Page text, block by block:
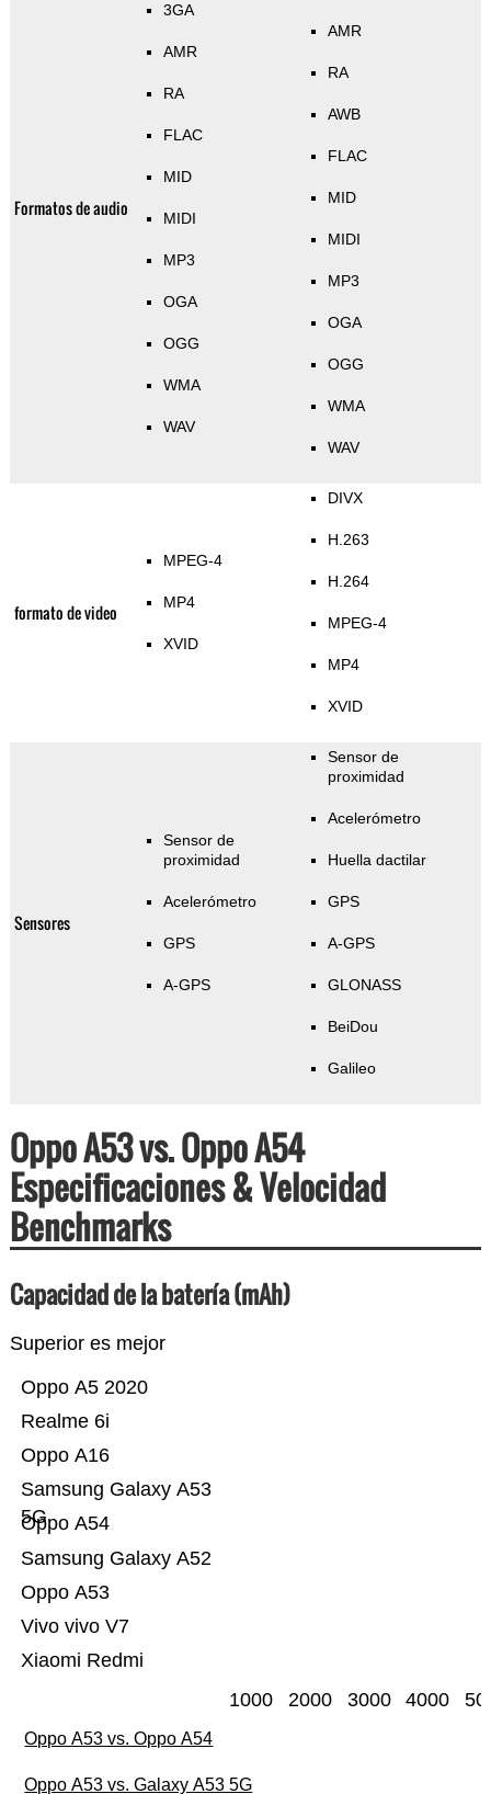
Formatos de audio
3GA
AMR
RA
FLAC
MID
MIDI
MP3
OGA
OGG
WMA
WAV
AMR
RA
AWB
FLAC
MID
MIDI
MP3
OGA
OGG
WMA
WAV
formato de video
MPEG-4
MP4
XVID
DIVX
H.263
H.264
MPEG-4
MP4
XVID
Sensores
Sensor de
proximidad
Acelerómetro
GPS
A-GPS
Sensor de
proximidad
Acelerómetro
Huella dactilar
GPS
A-GPS
GLONASS
BeiDou
Galileo
Oppo A53 vs. Oppo A54
Especificaciones & Velocidad
Benchmarks
Capacidad de la batería (mAh)
Superior es mejor
Xiaomi Redmi
Vivo vivo V7
Oppo A53
Samsung Galaxy A52
Oppo A54
Samsung Galaxy A53
5G
Oppo A16
Realme 6i
Oppo A5 2020
1000 2000 3000 4000
Oppo A53 vs. Oppo A54
Oppo A53 vs. Galaxy A53 5G